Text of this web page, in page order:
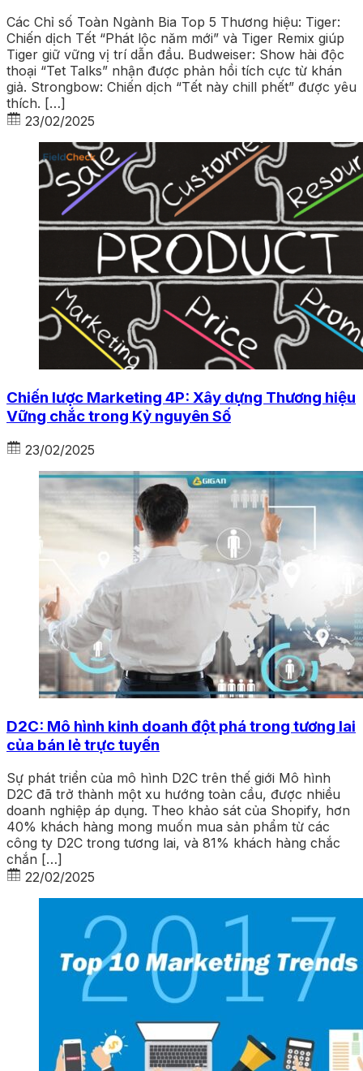
Các Chỉ số Toàn Ngành Bia Top 5 Thương hiệu: Tiger:
Chiến dịch Tết “Phát lộc năm mới” và Tiger Remix giúp
Tiger giữ vững vị trí dẫn đầu. Budweiser: Show hài độc
thoại “Tet Talks” nhận được phản hồi tích cực từ khán
giả. Strongbow: Chiến dịch “Tết này chill phết” được yêu
thích. […]
23/02/2025
Chiến lược Marketing 4P: Xây dựng Thương hiệu
Vững chắc trong Kỷ nguyên Số
23/02/2025
D2C: Mô hình kinh doanh đột phá trong tương lai
của bán lẻ trực tuyến
Sự phát triển của mô hình D2C trên thế giới Mô hình
D2C đã trở thành một xu hướng toàn cầu, được nhiều
doanh nghiệp áp dụng. Theo khảo sát của Shopify, hơn
40% khách hàng mong muốn mua sản phẩm từ các
công ty D2C trong tương lai, và 81% khách hàng chắc
chắn […]
22/02/2025